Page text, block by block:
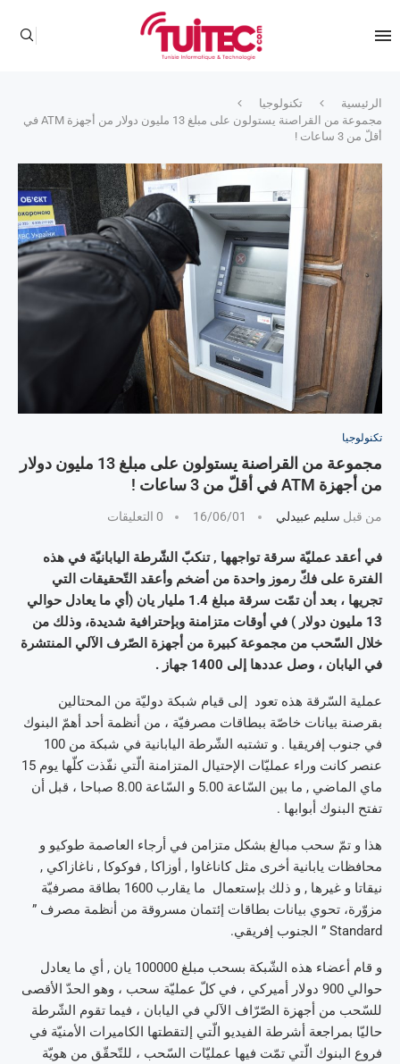
الرئيسية
تكنولوجيا
مجموعة من القراصنة يستولون على مبلغ 13 مليون دولار من أجهزة ATM في
أقلّ من 3 ساعات !
تكنولوجيا
مجموعة من القراصنة يستولون على مبلغ 13 مليون دولار
من أجهزة ATM في أقلّ من 3 ساعات !
من قبل سليم عبيدلي 16/06/01 0 التعليقات
في أعقد عمليّة سرقة تواجهها , تنكبّ الشّرطة اليابانيّة في هذه
الفترة على فكّ رموز واحدة من أضخم وأعقد التّحقيقات التي
تجريها ، بعد أن تمّت سرقة مبلغ 1.4 مليار يان (أي ما يعادل حوالي
13 مليون دولار ) في أوقات متزامنة وبإحترافية شديدة، وذلك من
خلال السّحب من مجموعة كبيرة من أجهزة الصّرف الآلي المنتشرة
في اليابان ، وصل عددها إلى 1400 جهاز .
عملية السّرقة هذه تعود إلى قيام شبكة دوليّة من المحتالين
بقرصنة بيانات خاصّة ببطاقات مصرفيّة ، من أنظمة أحد أهمّ البنوك
في جنوب إفريقيا . و تشتبه الشّرطة اليابانية في شبكة من 100
عنصر كانت وراء عمليّات الإحتيال المتزامنة الّتي نفّذت كلّها يوم 15
ماي الماضي , ما بين السّاعة 5.00 و السّاعة 8.00 صباحا ، قبل أن
تفتح البنوك أبوابها .
هذا و تمّ سحب مبالغ بشكل متزامن في أرجاء العاصمة طوكيو و
محافظات يابانية أخرى مثل كاناغاوا , أوزاكا , فوكوكا , ناغازاكي ,
نيقاتا و غيرها , و ذلك بإستعمال ما يقارب 1600 بطاقة مصرفيّة
مزوّرة، تحوي بيانات بطاقات إئتمان مسروقة من أنظمة مصرف ”
Standard ” الجنوب إفريقي.
و قام أعضاء هذه الشّبكة بسحب مبلغ 100000 يان , أي ما يعادل
حوالي 900 دولار أميركي ، في كلّ عمليّة سحب ، وهو الحدّ الأقصى
للسّحب من أجهزة الصّرّاف الآلي في اليابان ، فيما تقوم الشّرطة
حاليّا بمراجعة أشرطة الفيديو الّتي إلتقطتها الكاميرات الأمنيّة في
فروع البنوك الّتي تمّت فيها عمليّات السّحب ، للتّحقّق من هويّة